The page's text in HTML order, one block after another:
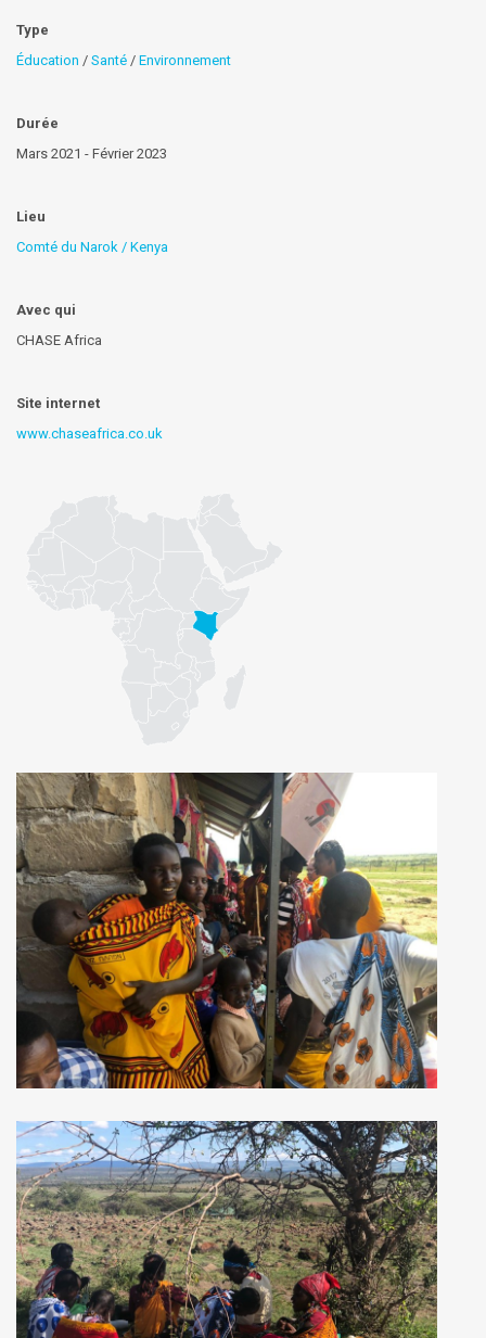
Type
Éducation / Santé / Environnement
Durée
Mars 2021 - Février 2023
Lieu
Comté du Narok / Kenya
Avec qui
CHASE Africa
Site internet
www.chaseafrica.co.uk